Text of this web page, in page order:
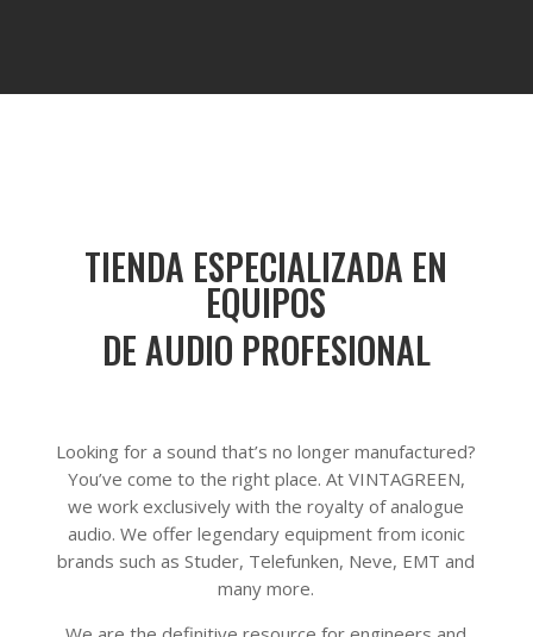
TIENDA ESPECIALIZADA EN
EQUIPOS
DE AUDIO PROFESIONAL
Looking for a sound that’s no longer manufactured?
You’ve come to the right place. At VINTAGREEN,
we work exclusively with the royalty of analogue
audio. We offer legendary equipment from iconic
brands such as Studer, Telefunken, Neve, EMT and
many more.